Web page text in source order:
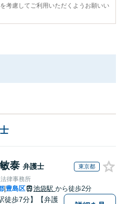
考慮してご利用いただくようお願いい
泰 弁護士 東京都
律事務所
豊島区 池袋駅 から徒歩2分
徒歩7分】【弁護